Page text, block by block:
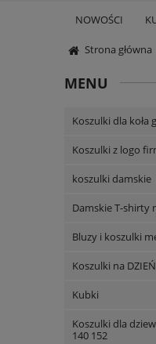
NOWOŚCI
Strona główna
MENU
Koszulki dla koła
Koszulki z logo
koszulki damskie
Damskie T-shirty
Bluzy i koszulki
Koszulki na
Kubki
Koszulki dla
140 152